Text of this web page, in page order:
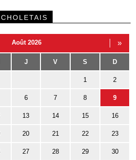
Août 2026 »
J V S D
1 2
6 7 8 9
13 14 15 16
20 21 22 23
27 28 29 30